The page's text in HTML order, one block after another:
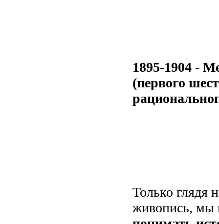
1895-1904 -
(первого
Только глядя
живопись, мы